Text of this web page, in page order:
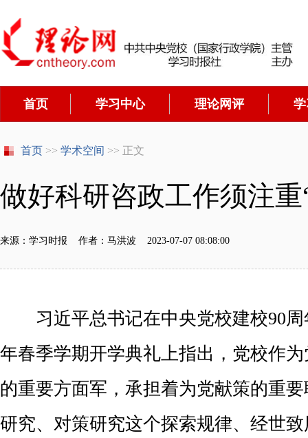
首页 学习中心 理论网评
首页 >> 学术空间 >> 正文
做好科研咨政工作须注重
来源：学习时报 作者：马洪波 2023-07-07 08:08:00
习近平总书记在中央党校建校90周
年春季学期开学典礼上指出，党校作
的重要方面军，承担着为党献策的重
研究、对策研究这个探索规律、经世